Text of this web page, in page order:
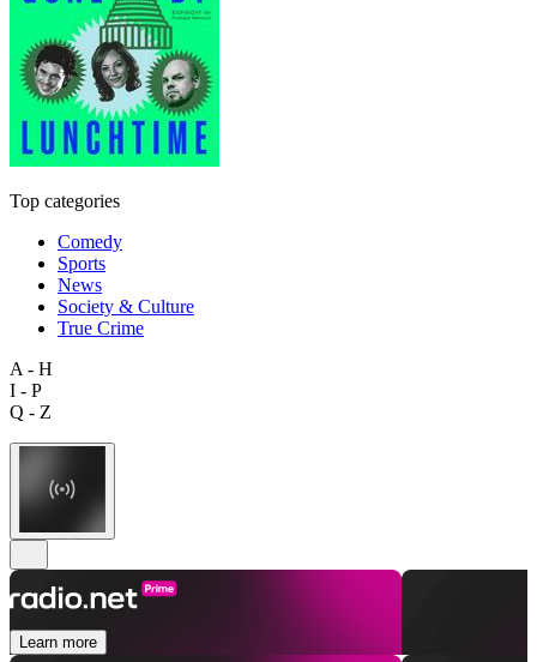
Top categories
Comedy
Sports
News
Society & Culture
True Crime
A - H
I - P
Q - Z
Learn more